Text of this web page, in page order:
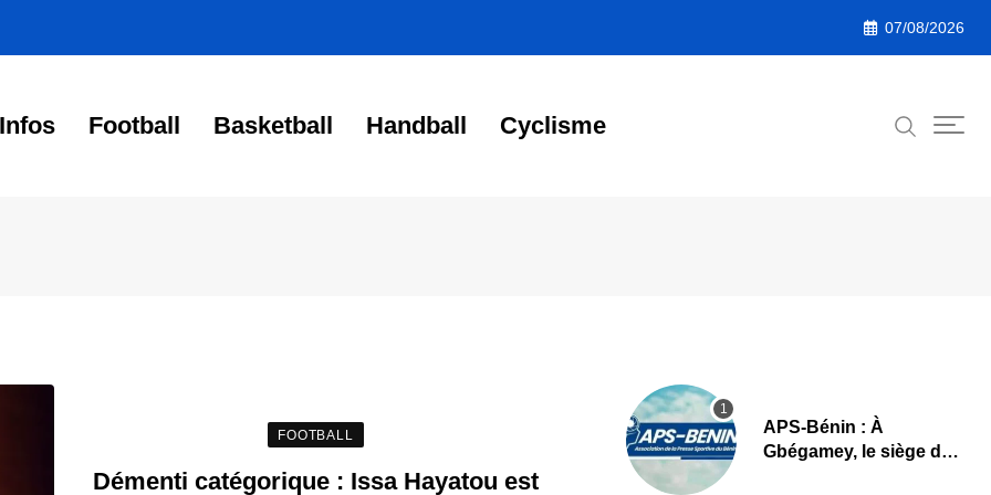
07/08/2026
Infos Football Basketball Handball Cyclisme
FOOTBALL
Démenti catégorique : Issa Hayatou est
APS-Bénin : À
Gbégamey, le siège de